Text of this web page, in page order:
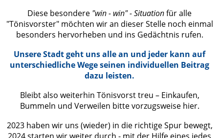
Diese besondere "win - win" - Situationfür alle
"Tönisvorster" möchten wir an dieser Stelle noch einmal
besonders hervorheben und ins Gedächtnis rufen.
Unsere Stadt geht uns alle an und jeder kann auf
unterschiedliche Wege seinen individuellen Beitrag
dazu leisten.
Bleibt also weiterhin Tönisvorst treu – Einkaufen,
Bummeln und Verweilen bitte vorzugsweise hier.
2023 haben wir uns (wieder) in die richtige Spur bewegt,